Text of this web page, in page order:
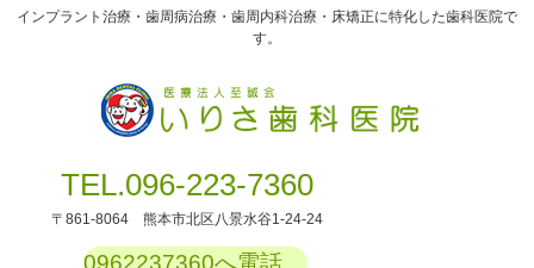
インプラント治療・歯周病治療・歯周内科治療・床矯正に特化した歯科医院で
す。
TEL.096-223-7360
〒861-8064 熊本市北区八景水谷1-24-24
0962237360へ電話